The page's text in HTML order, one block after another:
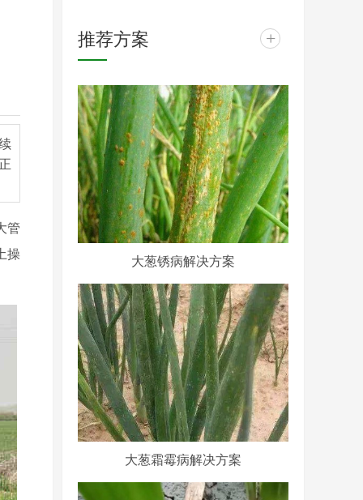
管
操
推荐方案 +
大葱锈病解决方案
大葱霜霉病解决方案